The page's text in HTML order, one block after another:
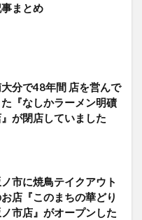
まとめ
分で48年間 店を営んで
た『なしかラーメン明磧
』が閉店していました
市に焼鳥テイクアウト
店『このまちの華どり
市店』がオープンした